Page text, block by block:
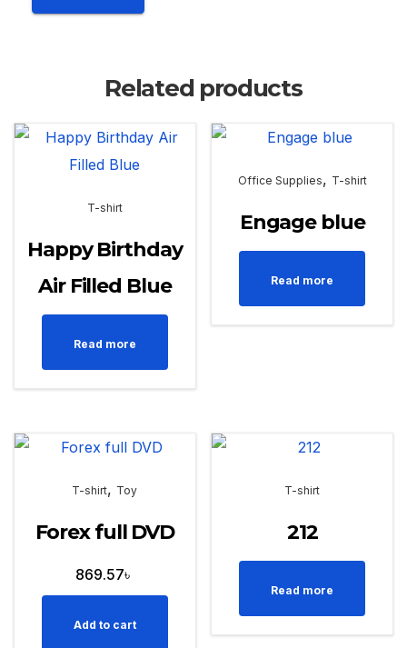
Related products
T-shirt
Happy Birthday
Air Filled Blue
Read more
Office Supplies, T-shirt
Engage blue
Read more
T-shirt, Toy
Forex full DVD
869.57৳
Add to cart
T-shirt
212
Read more